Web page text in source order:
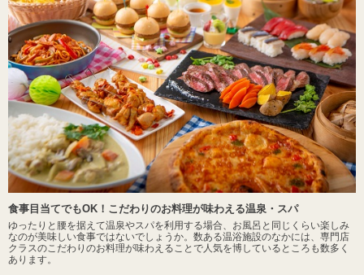
食事目当てでもOK！こだわりのお料理が味わえる温泉・スパ
ゆったりと腰を据えて温泉やスパを利用する場合、お風呂と同じくらい楽しみ
なのが美味しい食事ではないでしょうか。数ある温浴施設のなかには、専門店
クラスのこだわりのお料理が味わえることで人気を博しているところも数多く
あります。